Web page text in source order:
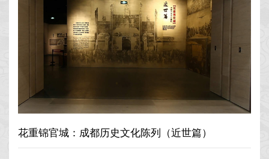
花重锦官城：成都历史文化陈列（近世篇）